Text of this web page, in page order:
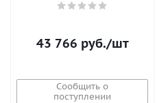
43 766 руб./шт
Сообщить о
поступлении